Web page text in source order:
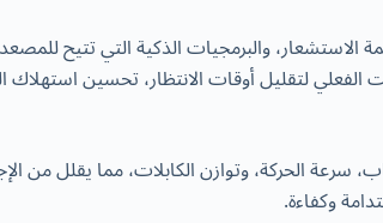
والبرمجيات الذكية التي تتيح
لتقليل أوقات الانتظار، تحسين استهلاك
الحركة، وتوازن الكابلات، مما يقلل من
وكفاءة.